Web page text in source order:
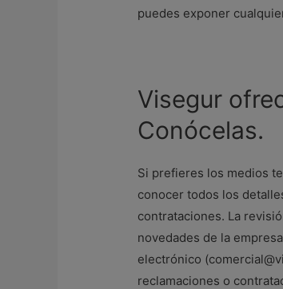
puedes exponer
Visegur
Conócelas.
Si prefieres los medios
conocer todos los
contrataciones. La
novedades de la
electrónico
reclamaciones o